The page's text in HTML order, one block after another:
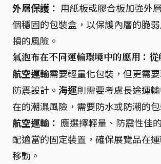
外層保護： 用紙板或膠合板加強外
個穩固的包裝盒，以保護內層的脆
損的風險。
氣泡布在不同運輸環境中的應用：
航空運輸需要輕量化包裝，但更需
防震設計。 海運則需要考慮長途運
在的潮濕風險，需要防水或防潮的包
航空運輸： 應選擇輕量、防震性佳
配適當的固定裝置，確保展覽品在
移動。